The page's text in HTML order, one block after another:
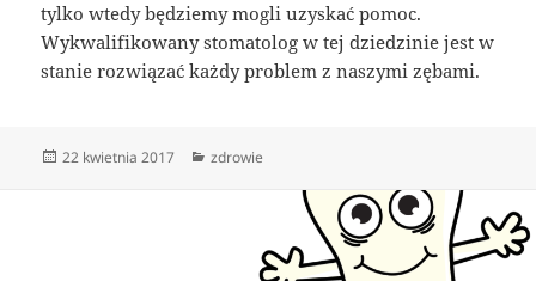
tylko wtedy będziemy mogli uzyskać pomoc.
Wykwalifikowany stomatolog w tej dziedzinie jest w
stanie rozwiązać każdy problem z naszymi zębami.
Data
22 kwietnia 2017 Kategorie
zdrowie